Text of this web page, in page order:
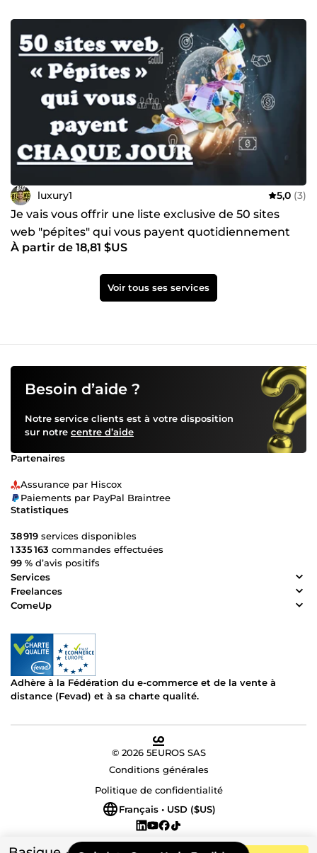
luxury1 5,0 (3)
Je vais vous offrir une liste exclusive de 50 sites
web "pépites" qui vous payent quotidiennement
À partir de 18,81 $US
Voir tous ses services
Besoin d’aide ?
Notre service clients est à votre disposition
sur notre centre d’aide
Partenaires
Assurance par Hiscox
Paiements par PayPal Braintree
Statistiques
38 919 services disponibles
1 335 163 commandes effectuées
99 % d’avis positifs
Services
Freelances
ComeUp
Adhère à la Fédération du e-commerce et de la vente à
distance (Fevad) et à sa charte qualité.
© 2026 5EUROS SAS
Conditions générales
Politique de confidentialité
Français • USD ($US)